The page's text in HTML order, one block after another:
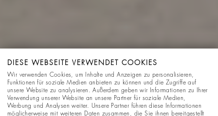
DIESE WEBSEITE VERWENDET COOKIES
Wir verwenden Cookies, um Inhalte und Anzeigen zu personalisieren,
Funktionen für soziale Medien anbieten zu können und die Zugriffe auf
unsere Website zu analysieren. Außerdem geben wir Informationen zu Ihrer
Verwendung unserer Website an unsere Partner für soziale Medien,
Werbung und Analysen weiter. Unsere Partner führen diese Informationen
möglicherweise mit weiteren Daten zusammen, die Sie ihnen bereitgestellt